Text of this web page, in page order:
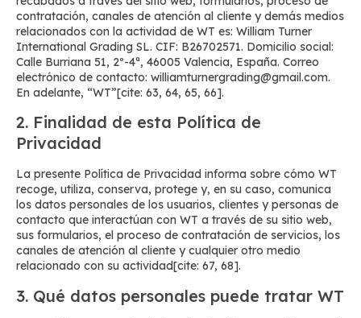
contratación, canales de atención al cliente y demás medios
relacionados con la actividad de WT es: William Turner
International Grading SL. CIF: B26702571. Domicilio social:
Calle Burriana 51, 2º-4ª, 46005 Valencia, España. Correo
electrónico de contacto: williamturnergrading@gmail.com.
En adelante, “WT”[cite: 63, 64, 65, 66].
2. Finalidad de esta Política de
Privacidad
La presente Política de Privacidad informa sobre cómo WT
recoge, utiliza, conserva, protege y, en su caso, comunica
los datos personales de los usuarios, clientes y personas de
contacto que interactúan con WT a través de su sitio web,
sus formularios, el proceso de contratación de servicios, los
canales de atención al cliente y cualquier otro medio
relacionado con su actividad[cite: 67, 68].
3. Qué datos personales puede tratar WT